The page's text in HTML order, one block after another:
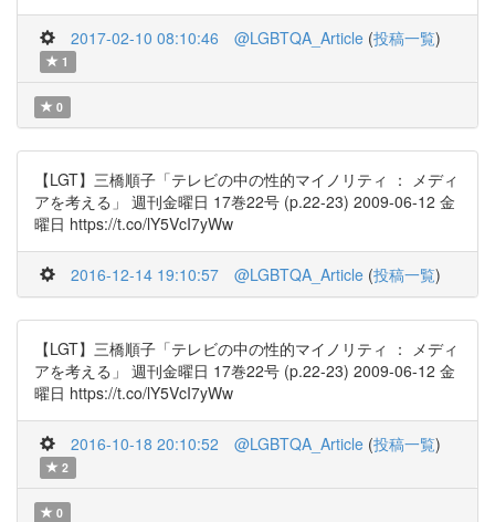
2017-02-10 08:10:46 @LGBTQA_Article (投稿一覧)
1
0
【LGT】三橋順子「テレビの中の性的マイノリティ ： メディ
アを考える」 週刊金曜日 17巻22号 (p.22-23) 2009-06-12 金
曜日 https://t.co/lY5VcI7yWw
2016-12-14 19:10:57 @LGBTQA_Article (投稿一覧)
【LGT】三橋順子「テレビの中の性的マイノリティ ： メディ
アを考える」 週刊金曜日 17巻22号 (p.22-23) 2009-06-12 金
曜日 https://t.co/lY5VcI7yWw
2016-10-18 20:10:52 @LGBTQA_Article (投稿一覧)
2
0